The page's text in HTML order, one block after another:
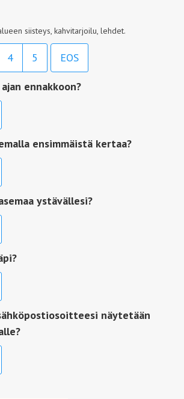
siisteys, kahvitarjoilu, lehdet.
4 5 EOS
ennakkoon?
ensimmäistä kertaa?
ystävällesi?
näytetään